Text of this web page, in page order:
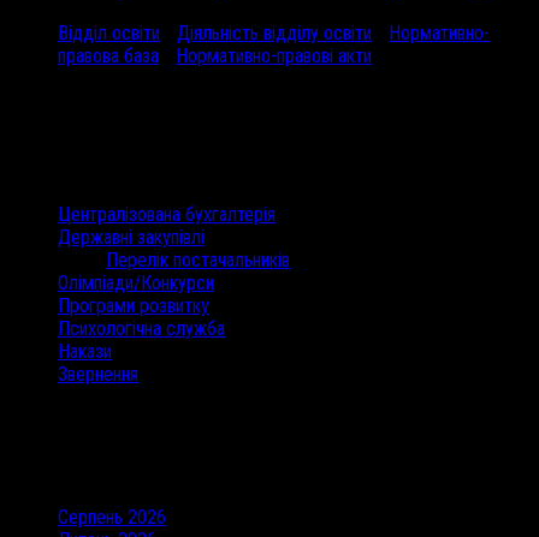
Відділ освіти Діяльність відділу освіти
Нормативно-
правова база
Нормативно-правові акти
Централізована бухгалтерія
Державні закупівлі
Перелік постачальників
Олімпіади/Конкурси
Програми розвитку
Психологічна служба
Накази
Звернення
Серпень 2026